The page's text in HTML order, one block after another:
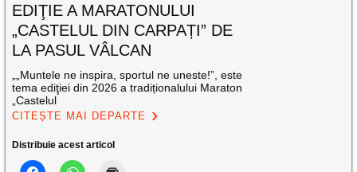
EDIŢIE A MARATONULUI
„CASTELUL DIN CARPAȚI” DE
LA PASUL VÂLCAN
„„Muntele ne inspira, sportul ne uneste!”, este
tema ediţiei din 2026 a tradiționalului Maraton
„Castelul
CITEȘTE MAI DEPARTE
Distribuie acest articol